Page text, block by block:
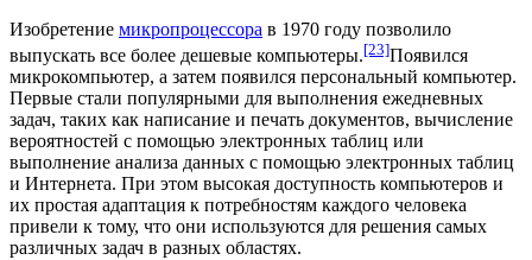
Изобретение микропроцессора в 1970 году позволило
выпускать все более дешевые компьютеры.[23]Появился
микрокомпьютер, а затем появился персональный компьютер.
Первые стали популярными для выполнения ежедневных
задач, таких как написание и печать документов, вычисление
вероятностей с помощью электронных таблиц или
выполнение анализа данных с помощью электронных таблиц
и Интернета. При этом высокая доступность компьютеров и
их простая адаптация к потребностям каждого человека
привели к тому, что они используются для решения самых
различных задач в разных областях.